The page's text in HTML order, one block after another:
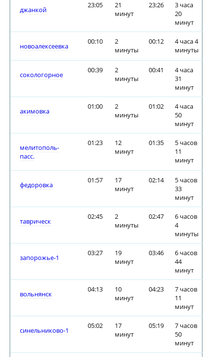
джанкой
23:05
21
минут
23:26
3 часа
20
минут
новоалексеевка
00:10
2
минуты
00:12
4 часа 4
минуты
сокологорное
00:39
2
минуты
00:41
4 часа
31
минут
акимовка
01:00
2
минуты
01:02
4 часа
50
минут
мелитополь-
пасс.
01:23
12
минут
01:35
5 часов
11
минут
федоровка
01:57
17
минут
02:14
5 часов
33
минут
таврическ
02:45
2
минуты
02:47
6 часов
4
минуты
запорожье-1
03:27
19
минут
03:46
6 часов
44
минут
вольнянск
04:13
10
минут
04:23
7 часов
11
минут
синельниково-1
05:02
17
минут
05:19
7 часов
50
минут